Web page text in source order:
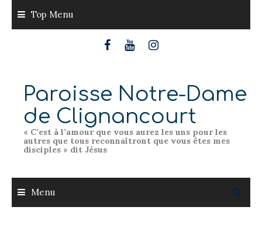
content
Top Menu
Paroisse Notre-Dame
de Clignancourt
« C’est à l’amour que vous aurez les uns pour les
autres que tous reconnaîtront que vous êtes mes
disciples » dit Jésus
Menu